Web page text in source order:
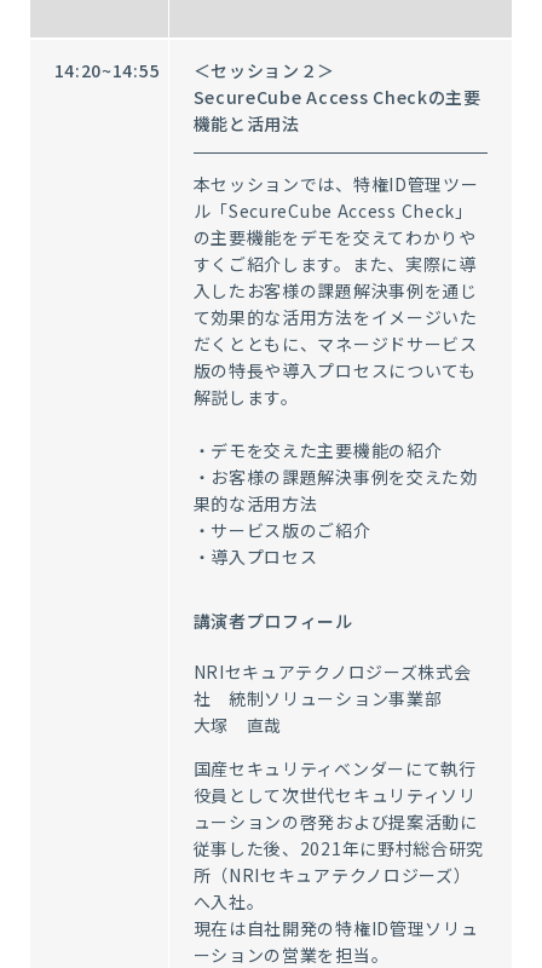
14:20~14:55
＜セッション２＞
SecureCube Access Checkの主要
機能と活用法
本セッションでは、特権ID管理ツー
ル「SecureCube Access Check」
の主要機能をデモを交えてわかりや
すくご紹介します。また、実際に導
入したお客様の課題解決事例を通じ
て効果的な活用方法をイメージいた
だくとともに、マネージドサービス
版の特長や導入プロセスについても
解説します。
・デモを交えた主要機能の紹介
・お客様の課題解決事例を交えた効
果的な活用方法
・サービス版のご紹介
・導入プロセス
講演者プロフィール
NRIセキュアテクノロジーズ株式会
社 統制ソリューション事業部
大塚 直哉
国産セキュリティベンダーにて執行
役員として次世代セキュリティソリ
ューションの啓発および提案活動に
従事した後、2021年に野村総合研究
所（NRIセキュアテクノロジーズ）
へ入社。
現在は自社開発の特権ID管理ソリュ
ーションの営業を担当。